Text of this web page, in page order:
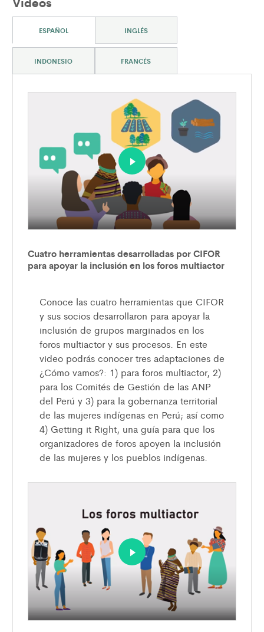
ESPAÑOL INGLÉS
INDONESIO FRANCÉS
Cuatro herramientas desarrolladas por CIFOR
para apoyar la inclusión en los foros multiactor
Conoce las cuatro herramientas que CIFOR
y sus socios desarrollaron para apoyar la
inclusión de grupos marginados en los
foros multiactor y sus procesos. En este
video podrás conocer tres adaptaciones de
¿Cómo vamos?: 1) para foros multiactor, 2)
para los Comités de Gestión de las ANP
del Perú y 3) para la gobernanza territorial
de las mujeres indígenas en Perú; así como
4) Getting it Right, una guía para que los
organizadores de foros apoyen la inclusión
de las mujeres y los pueblos indígenas.